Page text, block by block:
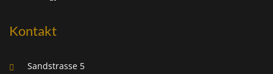
Kontakt
Sandstrasse 5